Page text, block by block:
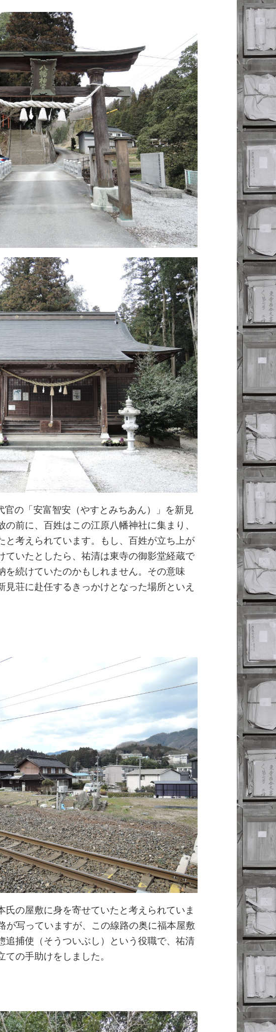
の「安富智安（やすとみちあん）」を新見
前に、百姓はこの江原八幡神社に集まり、
と考えられています。もし、百姓が立ち上が
ていたとしたら、祐清は東寺の御影堂経蔵で
を続けていたのかもしれません。その意味
荘に赴任するきっかけとなった場所といえ
氏の屋敷に身を寄せていたと考えられていま
が写っていますが、この線路の奥に福本屋敷
追捕使（そうついぶし）という役職で、祐清
の手助けをしました。